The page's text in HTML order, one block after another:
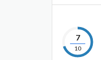
7
10